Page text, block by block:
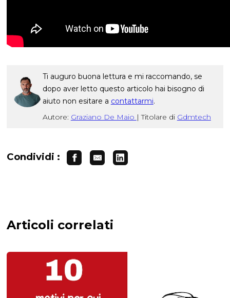
Ti auguro buona lettura e mi raccomando, se
dopo aver letto questo articolo hai bisogno di
aiuto non esitare a contattarmi.
Autore: Graziano De Maio | Titolare di Gdmtech
Condividi :
Articoli correlati